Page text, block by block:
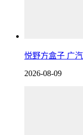
悦野方盒子 广
2026-08-09